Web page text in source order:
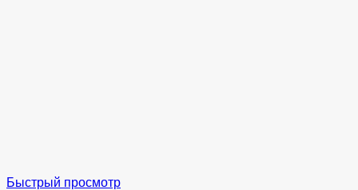
Быстрый просмотр